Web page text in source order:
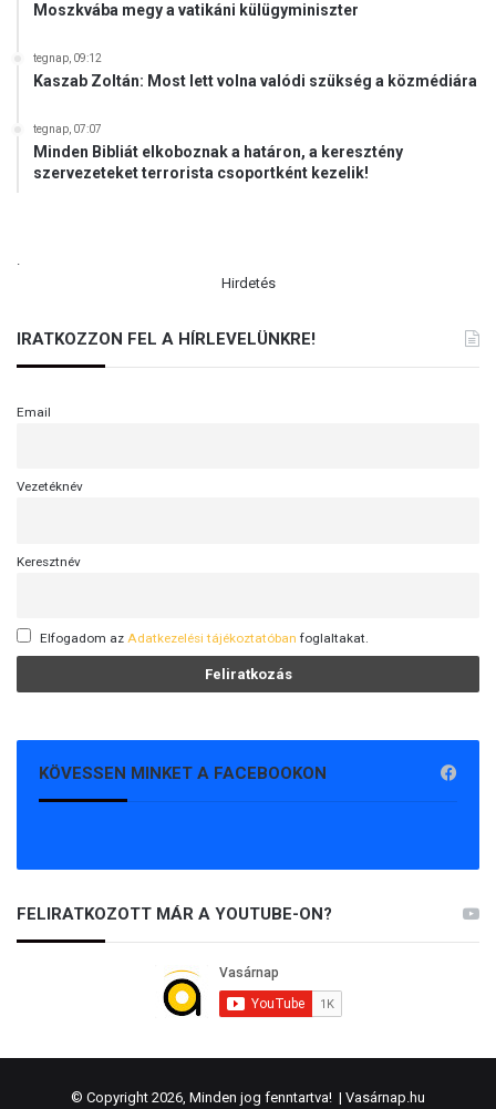
Moszkvába megy a vatikáni külügyminiszter
tegnap, 09:12
Kaszab Zoltán: Most lett volna valódi szükség a közmédiára
tegnap, 07:07
Minden Bibliát elkoboznak a határon, a keresztény
szervezeteket terrorista csoportként kezelik!
.
Hirdetés
IRATKOZZON FEL A HÍRLEVELÜNKRE!
Email
Vezetéknév
Keresztnév
Elfogadom az Adatkezelési tájékoztatóban foglaltakat.
KÖVESSEN MINKET A FACEBOOKON
FELIRATKOZOTT MÁR A YOUTUBE-ON?
© Copyright 2026, Minden jog fenntartva! | Vasárnap.hu